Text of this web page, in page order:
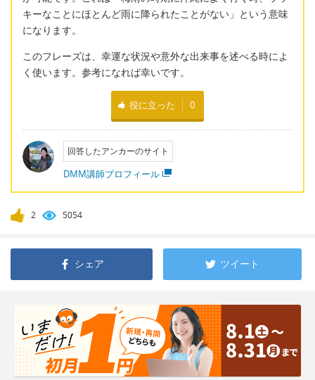
キーなことにほとんど雨に降られたことがない」という意味
になります。
このフレーズは、幸運な状況や意外な出来事を述べる時によ
く使います。参考になれば幸いです。
役に立った 0
回答したアンカーのサイト
DMM講師プロフィール
2 5054
シェア ツイート